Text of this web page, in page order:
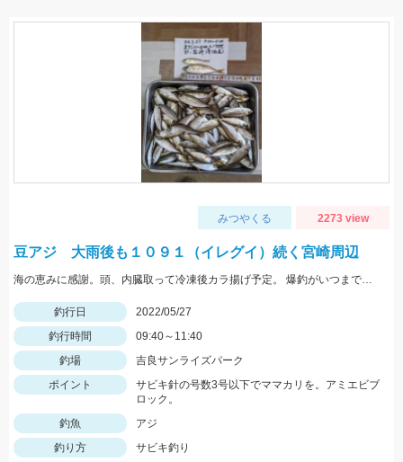
みつやくる 2273 view
豆アジ 大雨後も１０９１（イレグイ）続く宮崎周辺
海の恵みに感謝。頭、内臓取って冷凍後カラ揚げ予定。 爆釣がいつまで続くか見守りたい。
釣行日
2022/05/27
釣行時間
09:40～11:40
釣場
吉良サンライズパーク
ポイント
サビキ針の号数3号以下でママカリを。アミエビブ
ロック。
釣魚
アジ
釣り方
サビキ釣り